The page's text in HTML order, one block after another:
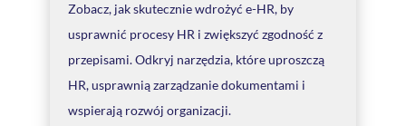
Zobacz, jak skutecznie wdrożyć e-HR, by
usprawnić procesy HR i zwiększyć zgodność z
przepisami. Odkryj narzędzia, które uproszczą
HR, usprawnią zarządzanie dokumentami i
wspierają rozwój organizacji.